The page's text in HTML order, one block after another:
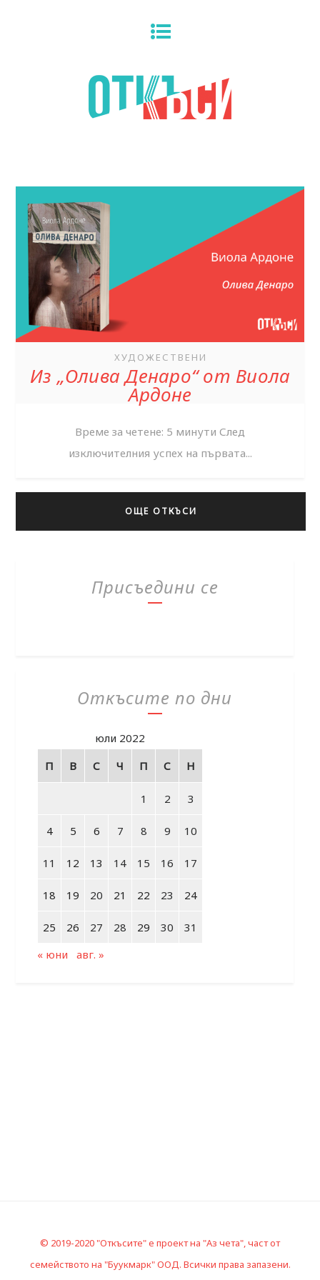
ХУДОЖЕСТВЕНИ
Из „Олива Денаро“ от Виола
Ардоне
Време за четене: 5 минути След
изключителния успех на първата...
ОЩЕ ОТКЪСИ
Присъедини се
Откъсите по дни
юли 2022
П
В С Ч П С Н
1 2 3
4 5 6 7 8 9 10
11 12 13 14 15 16 17
18 19 20 21 22 23 24
25 26 27 28 29 30
31
« юни
авг. »
© 2019-2020 "Откъсите" е проект на "Аз чета", част от
семейството на "Буукмарк" ООД. Всички права запазени.